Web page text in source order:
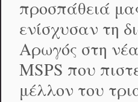
προσπάθειά
ενίσχυσαν τη
Αρωγός στη νέα
MSPS που
μέλλον του